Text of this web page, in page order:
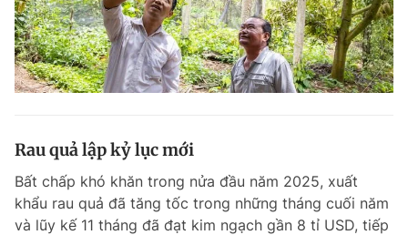
Rau quả lập kỷ lục mới
Bất chấp khó khăn trong nửa đầu năm 2025, xuất
khẩu rau quả đã tăng tốc trong những tháng cuối năm
và lũy kế 11 tháng đã đạt kim ngạch gần 8 tỉ USD, tiếp